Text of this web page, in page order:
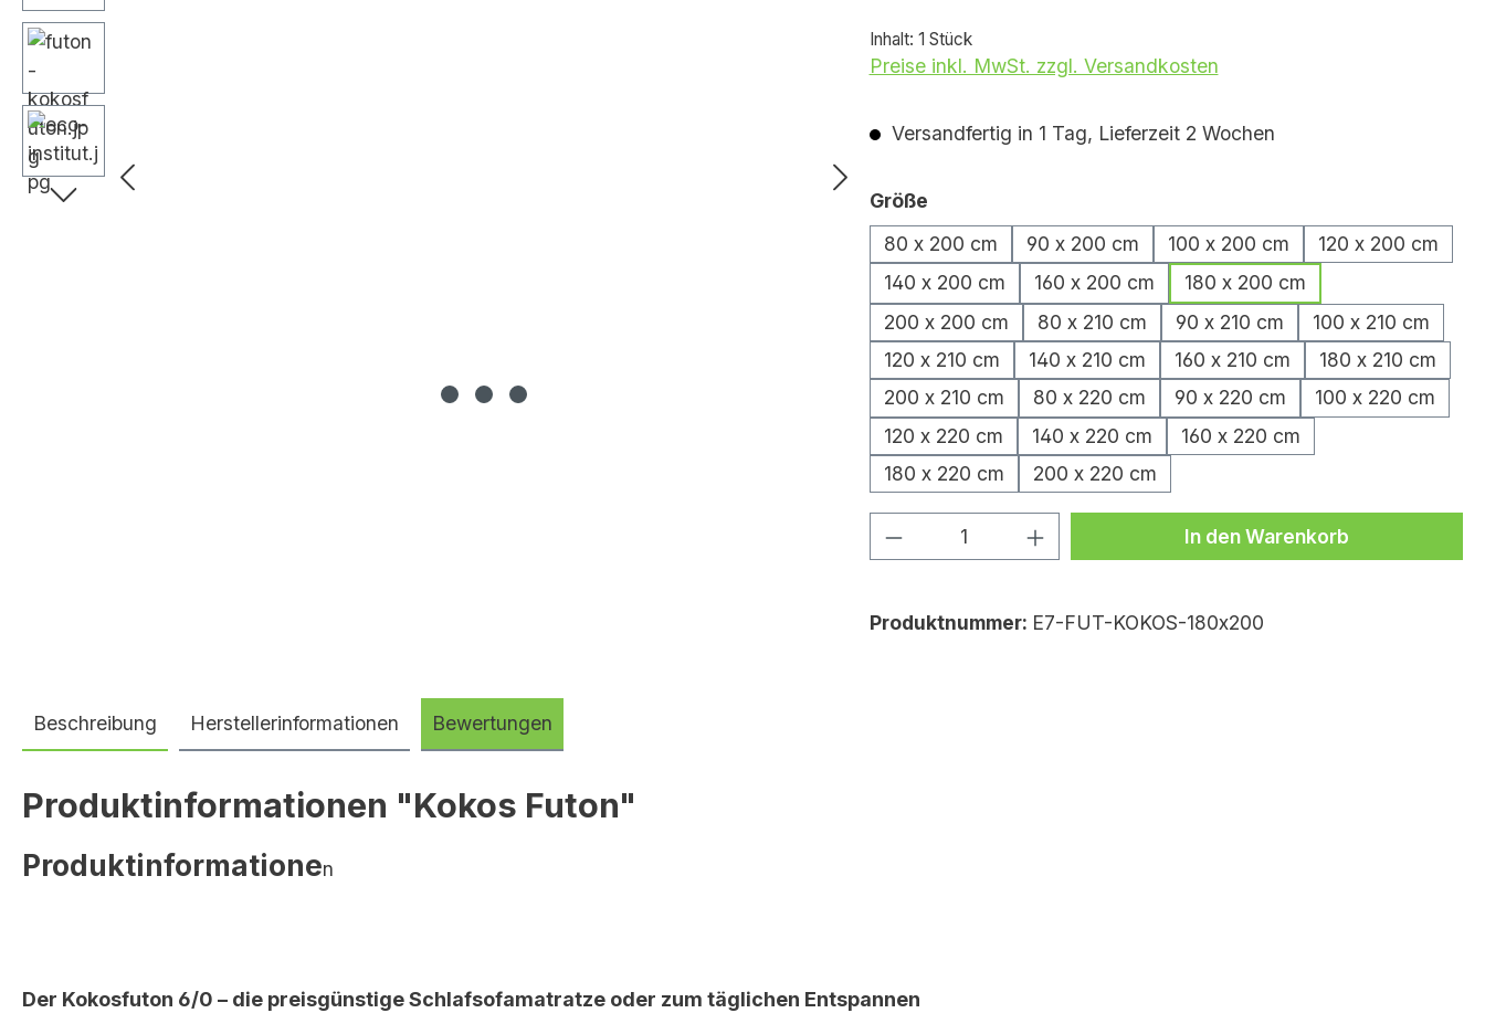
Inhalt: 1 Stück
Preise inkl. MwSt. zzgl. Versandkosten
Versandfertig in 1 Tag, Lieferzeit 2 Wochen
Größeauswählen
80 x 200 cm
90 x 200 cm 100 x 200 cm
120 x 200 cm
140 x 200 cm
160 x 200 cm
180 x 200 cm
200 x 200 cm
80 x 210 cm 90 x 210 cm
100 x 210 cm
120 x 210 cm
140 x 210 cm 160 x 210 cm
180 x 210 cm
200 x 210 cm
80 x 220 cm 90 x 220 cm
100 x 220 cm
120 x 220 cm
140 x 220 cm
160 x 220 cm
180 x 220 cm
200 x 220 cm
Produkt Anzahl: Gib den gewünschten
In den Warenkorb
Produktnummer: E7-FUT-KOKOS-180x200
Beschreibung Herstellerinformationen Bewertungen
Produktinformationen "Kokos Futon"
Produktinformationen
Der Kokosfuton 6/0 – die preisgünstige Schlafsofamatratze oder zum täglichen Entspannen